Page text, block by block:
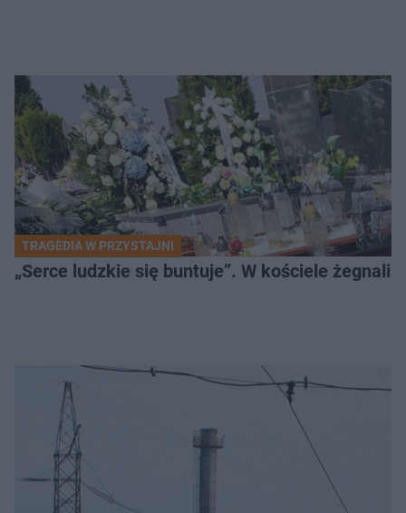
TRAGEDIA W PRZYSTAJNI
„Serce ludzkie się buntuje”. W kościele żegnali